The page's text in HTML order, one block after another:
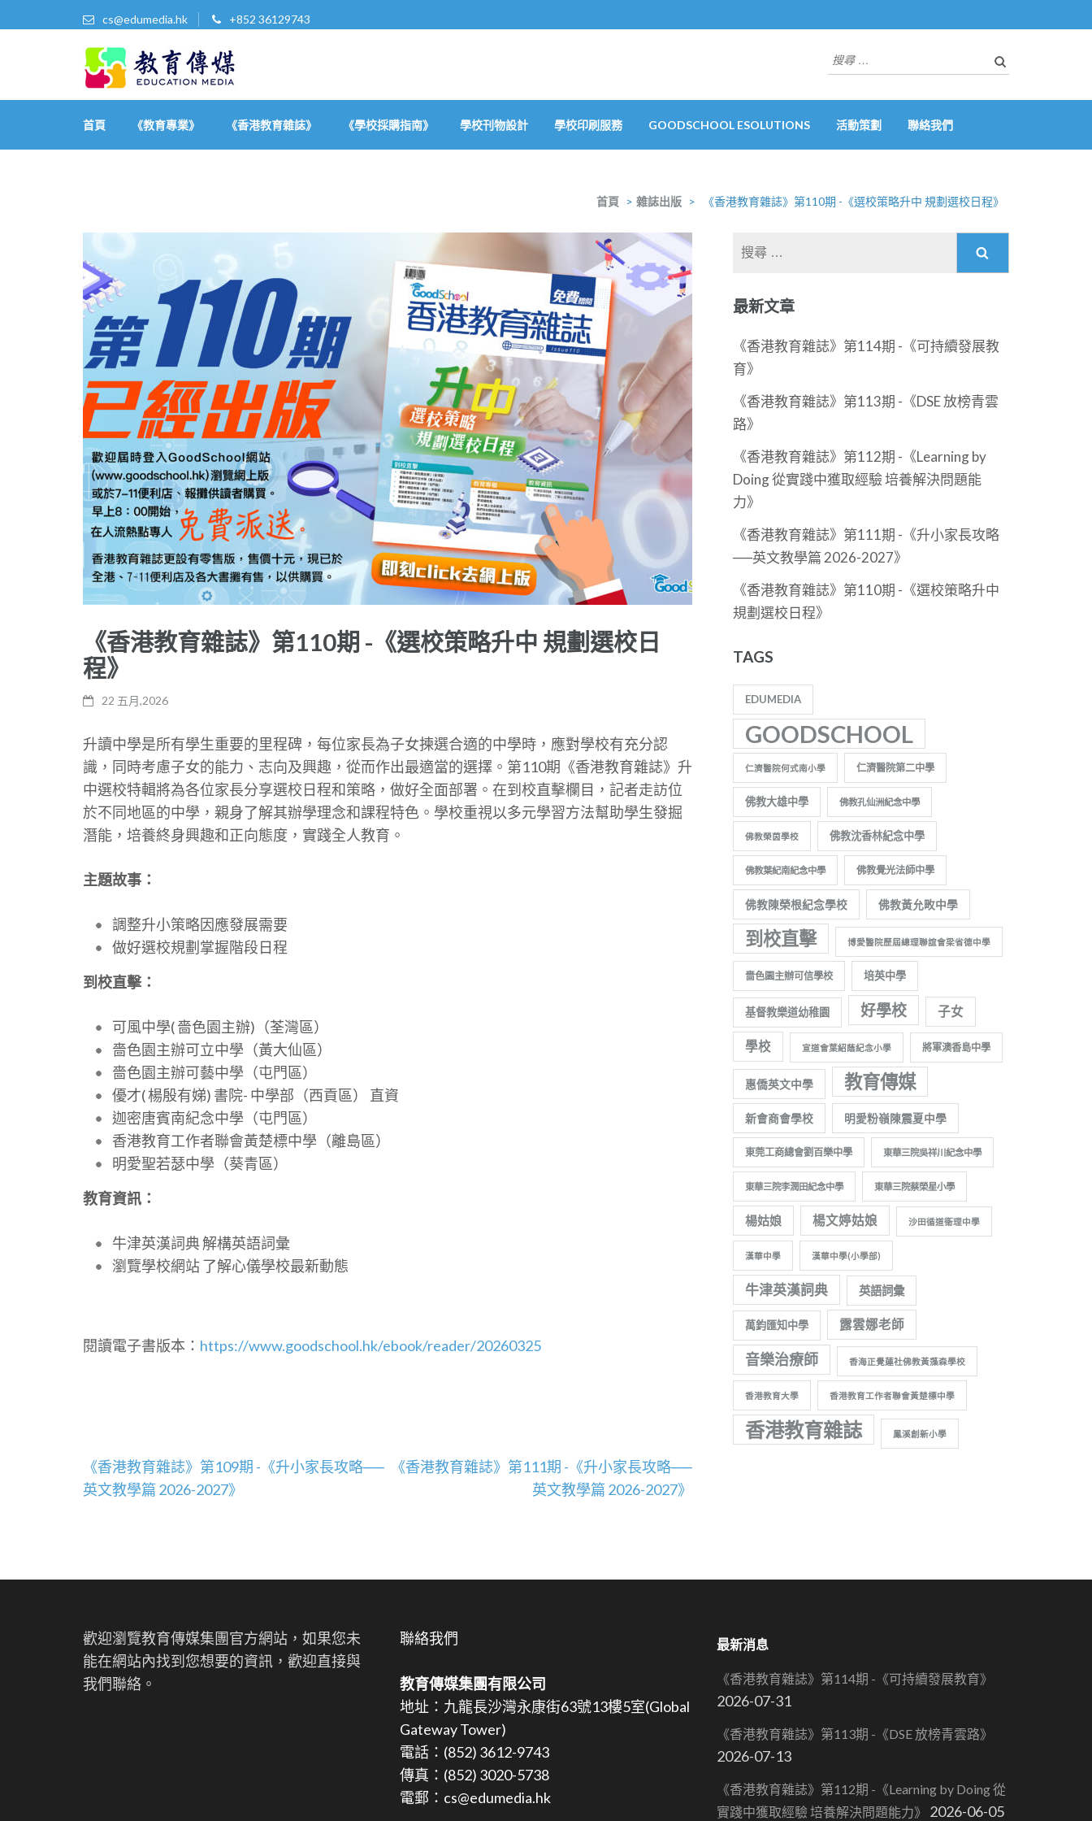
cs@edumedia.hk +852 36129743
教育傳媒集團有限公司
搜
尋
關
於：
首頁 《教育專業》 《香港教育雜誌》 《學校採購指南》 學校刊物設計 學校印刷服務 GOODSCHOOL ESOLUTIONS 活動策劃 聯絡我們
首頁 > 雜誌出版 > 《香港教育雜誌》第110期 -《選校策略升中 規劃選校日程》
《香港教育雜誌》第110期 -《選校策略升中 規劃選校日
程》
22 五月,2026
升讀中學是所有學生重要的里程碑，每位家長為子女揀選合適的中學時，應對學校有充分認
識，同時考慮子女的能力、志向及興趣，從而作出最適當的選擇。第110期《香港教育雜誌》升
中選校特輯將為各位家長分享選校日程和策略，做好全面部署。在到校直擊欄目，記者走訪位
於不同地區的中學，親身了解其辦學理念和課程特色。學校重視以多元學習方法幫助學生發掘
潛能，培養終身興趣和正向態度，實踐全人教育。
主題故事：
調整升小策略因應發展需要
做好選校規劃掌握階段日程
到校直擊：
可風中學( 嗇色園主辦)（荃灣區）
嗇色園主辦可立中學（黃大仙區）
嗇色園主辦可藝中學（屯門區）
優才( 楊殷有娣) 書院- 中學部（西貢區） 直資
迦密唐賓南紀念中學（屯門區）
香港教育工作者聯會黃楚標中學（離島區）
明愛聖若瑟中學（葵青區）
教育資訊：
牛津英漢詞典 解構英語詞彙
瀏覽學校網站 了解心儀學校最新動態
閱讀電子書版本： https://www.goodschool.hk/ebook/reader/20260325
文
章
《香港教育雜誌》第109期 -《升小家長攻略──
英文教學篇 2026-2027》
《香港教育雜誌》第111期 -《升小家長攻略──
英文教學篇 2026-2027》
最新文章
《香港教育雜誌》第114期 -《可持續發展教
育》
《香港教育雜誌》第113期 -《DSE 放榜青雲
路》
《香港教育雜誌》第112期 -《Learning by
Doing 從實踐中獲取經驗 培養解決問題能
力》
《香港教育雜誌》第111期 -《升小家長攻略
──英文教學篇 2026-2027》
《香港教育雜誌》第110期 -《選校策略升中
規劃選校日程》
TAGS
EDUMEDIA
GOODSCHOOL
仁濟醫院何式南小學 仁濟醫院第二中學
佛教大雄中學 佛教孔仙洲紀念中學
佛教榮茵學校 佛教沈香林紀念中學
佛教葉紀南紀念中學 佛教覺光法師中學
佛教陳榮根紀念學校 佛教黃允畋中學
到校直擊 博愛醫院歷屆總理聯誼會梁省德中學
嗇色園主辦可信學校 培英中學
基督教樂道幼稚園 好學校 子女
學校 宣道會葉紹蔭紀念小學 將軍澳香島中學
惠僑英文中學 教育傳媒
新會商會學校 明愛粉嶺陳震夏中學
東莞工商總會劉百樂中學 東華三院吳祥川紀念中學
東華三院李潤田紀念中學 東華三院蔡榮星小學
楊姑娘 楊文婷姑娘 沙田循道衞理中學
漢華中學 漢華中學(小學部)
牛津英漢詞典 英語詞彙
萬鈞匯知中學 露雲娜老師
音樂治療師 香海正覺蓮社佛教黃藻森學校
香港教育大學 香港教育工作者聯會黃楚標中學
香港教育雜誌 鳳溪創新小學
歡迎瀏覽教育傳媒集團官方網站，如果您未
能在網站內找到您想要的資訊，歡迎直接與
我們聯絡。
聯絡我們
教育傳媒集團有限公司
地址：九龍長沙灣永康街63號13樓5室(Global
Gateway Tower)
電話：(852) 3612-9743
傳真：(852) 3020-5738
電郵：cs@edumedia.hk
最新消息
《香港教育雜誌》第114期 -《可持續發展教育》
2026-07-31
《香港教育雜誌》第113期 -《DSE 放榜青雲路》
2026-07-13
《香港教育雜誌》第112期 -《Learning by Doing 從
實踐中獲取經驗 培養解決問題能力》
2026-06-05